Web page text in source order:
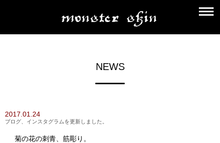
NEWS
2017.01.24
ブログ、インスタグラムを更新しました。
菊の花の刺青、筋彫り。